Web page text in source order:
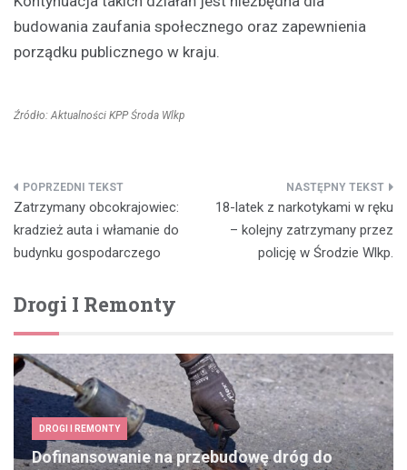
budowania zaufania społecznego oraz zapewnienia
porządku publicznego w kraju.
Źródło: Aktualności KPP Środa Wlkp
Nawigacja
wpisu
Zatrzymany obcokrajowiec:
kradzież auta i włamanie do
budynku gospodarczego
18-latek z narkotykami w ręku
– kolejny zatrzymany przez
policję w Środzie Wlkp.
Drogi I Remonty
DROGI I REMONTY
Dofinansowanie na przebudowę dróg do